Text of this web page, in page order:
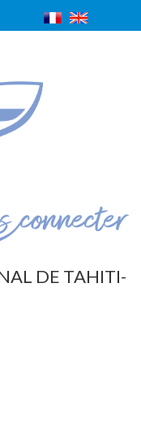
DE TAHITI-